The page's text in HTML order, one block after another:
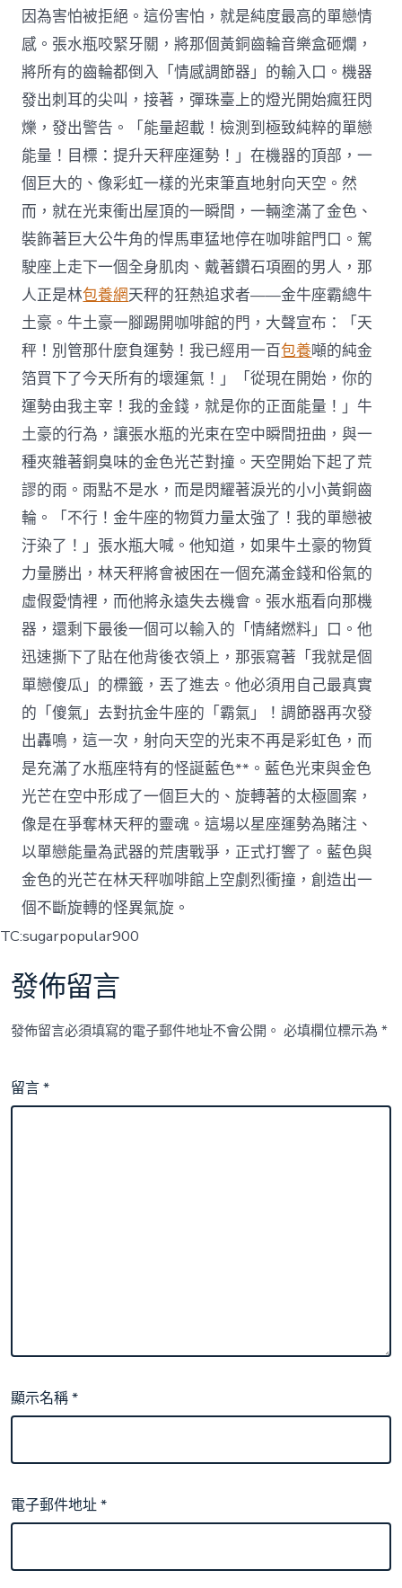
因為害怕被拒絕。這份害怕，就是純度最高的單戀情
感。張水瓶咬緊牙關，將那個黃銅齒輪音樂盒砸爛，
將所有的齒輪都倒入「情感調節器」的輸入口。機器
發出刺耳的尖叫，接著，彈珠臺上的燈光開始瘋狂閃
爍，發出警告。「能量超載！檢測到極致純粹的單戀
能量！目標：提升天秤座運勢！」在機器的頂部，一
個巨大的、像彩虹一樣的光束筆直地射向天空。然
而，就在光束衝出屋頂的一瞬間，一輛塗滿了金色、
裝飾著巨大公牛角的悍馬車猛地停在咖啡館門口。駕
駛座上走下一個全身肌肉、戴著鑽石項圈的男人，那
人正是林包養網天秤的狂熱追求者——金牛座霸總牛
土豪。牛土豪一腳踢開咖啡館的門，大聲宣布：「天
秤！別管那什麼負運勢！我已經用一百包養噸的純金
箔買下了今天所有的壞運氣！」「從現在開始，你的
運勢由我主宰！我的金錢，就是你的正面能量！」牛
土豪的行為，讓張水瓶的光束在空中瞬間扭曲，與一
種夾雜著銅臭味的金色光芒對撞。天空開始下起了荒
謬的雨。雨點不是水，而是閃耀著淚光的小小黃銅齒
輪。「不行！金牛座的物質力量太強了！我的單戀被
汙染了！」張水瓶大喊。他知道，如果牛土豪的物質
力量勝出，林天秤將會被困在一個充滿金錢和俗氣的
虛假愛情裡，而他將永遠失去機會。張水瓶看向那機
器，還剩下最後一個可以輸入的「情緒燃料」口。他
迅速撕下了貼在他背後衣領上，那張寫著「我就是個
單戀傻瓜」的標籤，丟了進去。他必須用自己最真實
的「傻氣」去對抗金牛座的「霸氣」！調節器再次發
出轟鳴，這一次，射向天空的光束不再是彩虹色，而
是充滿了水瓶座特有的怪誕藍色**。藍色光束與金色
光芒在空中形成了一個巨大的、旋轉著的太極圖案，
像是在爭奪林天秤的靈魂。這場以星座運勢為賭注、
以單戀能量為武器的荒唐戰爭，正式打響了。藍色與
金色的光芒在林天秤咖啡館上空劇烈衝撞，創造出一
個不斷旋轉的怪異氣旋。
TC:sugarpopular900
發佈留言
發佈留言必須填寫的電子郵件地址不會公開。 必填欄位標示為*
留言*
顯示名稱*
電子郵件地址*